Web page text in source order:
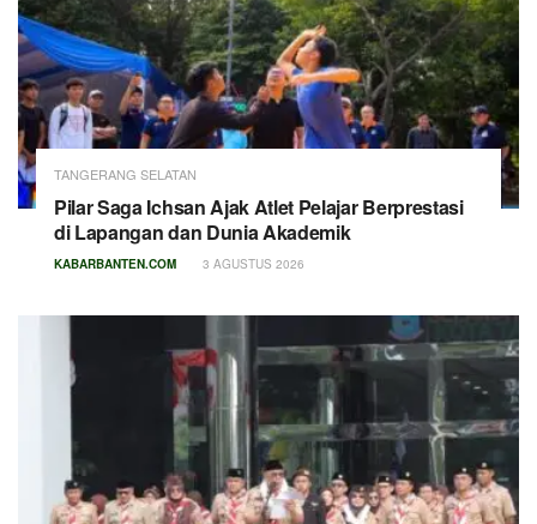
TANGERANG SELATAN
Pilar Saga Ichsan Ajak Atlet Pelajar Berprestasi
di Lapangan dan Dunia Akademik
KABARBANTEN.COM 3 AGUSTUS 2026